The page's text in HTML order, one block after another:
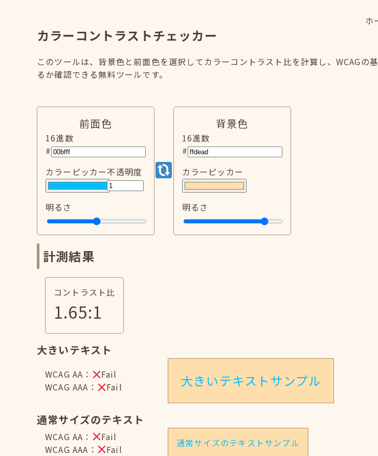
ホ
カラーコントラストチェッカー
このツールは、背景色と前面色を選択してカラーコントラスト比を計算し、WCAGの
るか確認できる無料ツールです。
前面色
16進数
#
カラーピッカー不透明度
明るさ
背景色
16進数
#
カラーピッカー
明るさ
計測結果
コントラスト比
1.65:1
大きいテキスト
WCAG AA：
Fail
WCAG AAA：
Fail 大きいテキストサンプル
通常サイズのテキスト
WCAG AA：
Fail
WCAG AAA：
Fail
通常サイズのテキストサンプル